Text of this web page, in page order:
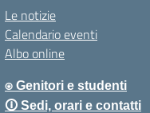
Le notizie
Calendario eventi
Albo online
⍟ Genitori e studenti
🛈 Sedi, orari e contatti